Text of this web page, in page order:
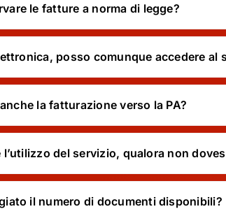
le fatture a norma di legge?
posso comunque accedere al
la fatturazione verso la PA?
del servizio, qualora non
il numero di documenti disponibili?